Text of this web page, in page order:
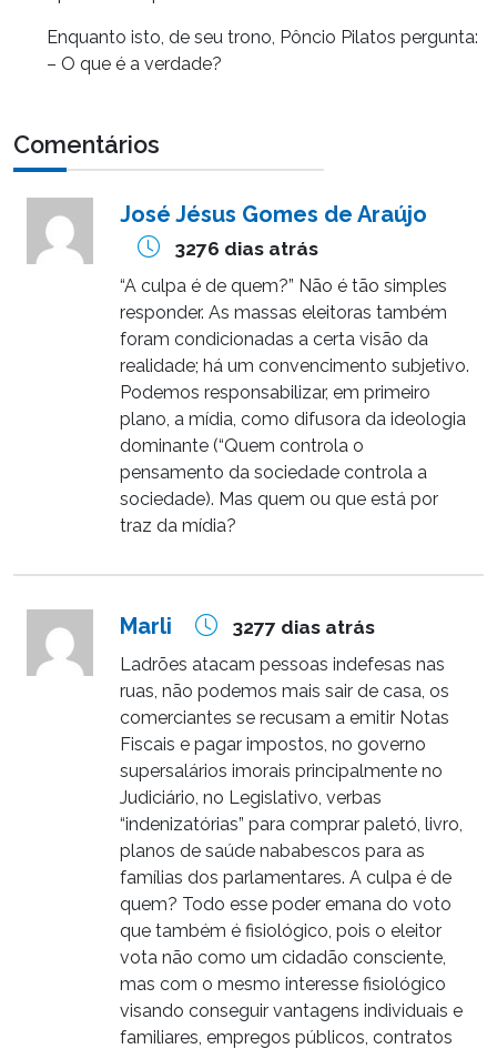
Enquanto isto, de seu trono, Pôncio Pilatos pergunta:
– O que é a verdade?
Comentários
José Jésus Gomes de Araújo
3276 dias atrás
“A culpa é de quem?” Não é tão simples
responder. As massas eleitoras também
foram condicionadas a certa visão da
realidade; há um convencimento subjetivo.
Podemos responsabilizar, em primeiro
plano, a mídia, como difusora da ideologia
dominante (“Quem controla o
pensamento da sociedade controla a
sociedade). Mas quem ou que está por
traz da mídia?
Marli 3277 dias atrás
Ladrões atacam pessoas indefesas nas
ruas, não podemos mais sair de casa, os
comerciantes se recusam a emitir Notas
Fiscais e pagar impostos, no governo
supersalários imorais principalmente no
Judiciário, no Legislativo, verbas
“indenizatórias” para comprar paletó, livro,
planos de saúde nababescos para as
famílias dos parlamentares. A culpa é de
quem? Todo esse poder emana do voto
que também é fisiológico, pois o eleitor
vota não como um cidadão consciente,
mas com o mesmo interesse fisiológico
visando conseguir vantagens individuais e
familiares, empregos públicos, contratos